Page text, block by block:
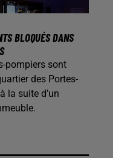
BLOQUÉS DANS
pompiers sont
des Portes-
la suite d’un